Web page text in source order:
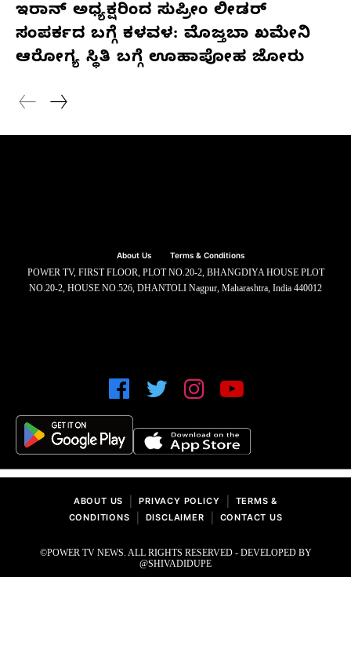
ಇರಾನ್ ಅಧ್ಯಕ್ಷರಿಂದ ಸುಪ್ರೀಂ ಲೀಡರ್
ಸಂಪರ್ಕದ ಬಗ್ಗೆ ಕಳವಳ: ಮೊಜ್ತಬಾ ಖಮೇನಿ
ಆರೋಗ್ಯ ಸ್ಥಿತಿ ಬಗ್ಗೆ ಊಹಾಪೋಹ ಜೋರು
About Us Terms & Conditions
POWER TV, FIRST FLOOR, PLOT NO.20-2, BHANGDIYA HOUSE PLOT
NO.20-2, HOUSE NO.526, DHANTOLI Nagpur, Maharashtra, India 440012
ABOUT US PRIVACY POLICY
TERMS &
CONDITIONS
DISCLAIMER CONTACT US
©POWER TV NEWS. ALL RIGHTS RESERVED - DEVELOPED BY
@SHIVADIDUPE